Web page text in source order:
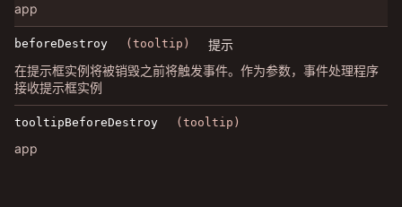
app
beforeDestroy (tooltip)
提示
在提示框实例将被销毁之前将触发事件。作为参数，事件处理程序
接收提示框实例
tooltipBeforeDestroy (tooltip)
app